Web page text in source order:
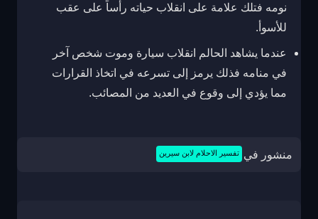
نومه فتلك علامة على انقلاب حياته رأساً على عقب
للأسوأ.
عندما يشاهد الحالم انقلاب سيارة وموت شخص آخر
في منامه فذلك يرمز إلى تسرعه في اتخاذ القرارات
مما يؤدي إلى وقوع في العديد من المصائب.
منشور في تفسير الاحلام لابن سيرين